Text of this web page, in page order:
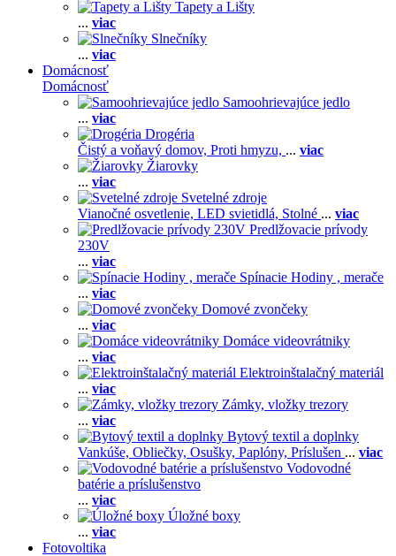
Tapety a Lišty
... viac
Slnečníky
... viac
Domácnosť
Domácnosť
Samoohrievajúce jedlo
... viac
Drogéria
Čistý a voňavý domov, Proti hmyzu, ... viac
Žiarovky
... viac
Svetelné zdroje
Vianočné osvetlenie, LED svietidlá, Stolné ... viac
Predlžovacie prívody
230V
... viac
Spínacie Hodiny , merače
... viac
Domové zvončeky
... viac
Domáce videovrátniky
... viac
Elektroinštalačný materiál
... viac
Zámky, vložky trezory
... viac
Bytový textil a doplnky
Vankúše, Obliečky, Osušky, Paplóny, Príslušen ... viac
Vodovodné
batérie a príslušenstvo
... viac
Úložné boxy
... viac
Fotovoltika